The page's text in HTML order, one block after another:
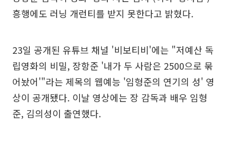
흥행에도 러닝 개런티를 받지 못한다고 밝혔다.
23일 공개된 유튜브 채널 '비보티비'에는 "저예산 독
립영화의 비밀, 장항준 '내가 두 사람은 2500으로 묶
어놨어'"라는 제목의 웹예능 '임형준의 연기의 성' 영
상이 공개됐다. 이날 영상에는 장 감독과 배우 임형
준, 김의성이 출연했다.